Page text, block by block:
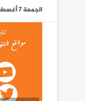
الجمعة 7 أغسطس 2026